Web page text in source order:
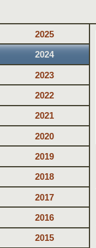
2025
2024
2023
2022
2021
2020
2019
2018
2017
2016
2015